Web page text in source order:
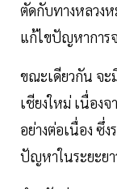
ตัดกับทางหลวง
แก้ไขปัญหาการ
ขณะเดียวกัน จะ
เชียงใหม่ เนื่อง
อย่างต่อเนื่อง ซึ่
ปัญหาในระยะยา